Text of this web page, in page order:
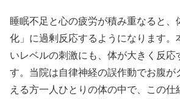
睡眠不足と心の疲労が積み重なると、
化」に過剰反応するようになります。
いレベルの刺激にも、体が大きく反応
す。当院は自律神経の誤作動でお腹が
える方一人ひとりの体の中で、この仕